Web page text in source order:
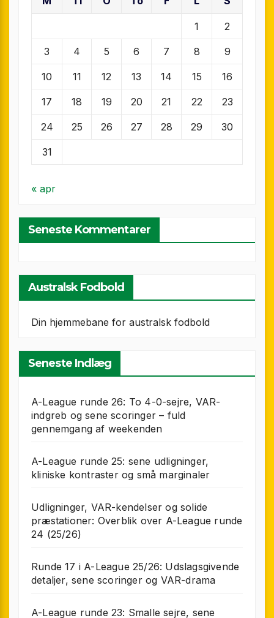
1 2
3 4 5 6 7 8 9
10 11 12 13 14 15 16
17 18 19 20 21 22 23
24 25 26 27 28 29 30
31
« apr
Seneste Kommentarer
Australsk Fodbold
Din hjemmebane for australsk fodbold
Seneste Indlæg
A-League runde 26: To 4-0-sejre, VAR-
indgreb og sene scoringer – fuld
gennemgang af weekenden
A-League runde 25: sene udligninger,
kliniske kontraster og små marginaler
Udligninger, VAR-kendelser og solide
præstationer: Overblik over A-League runde
24 (25/26)
Runde 17 i A-League 25/26: Udslagsgivende
detaljer, sene scoringer og VAR-drama
A-League runde 23: Smalle sejre, sene